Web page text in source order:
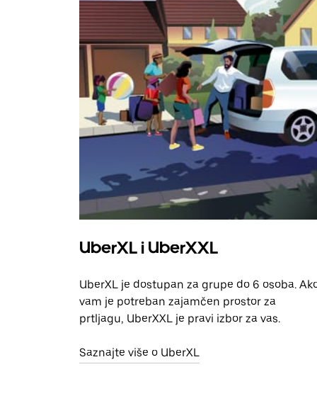
UberXL i UberXXL
UberXL je dostupan za grupe do 6 osoba.
vam je potreban zajamčen prostor za
prtljagu, UberXXL je pravi izbor za vas.
Saznajte više o UberXL